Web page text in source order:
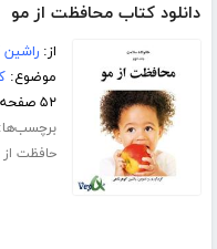
دانلود کتاب محافظت از مو
از:
موضوع:
۵۲ صفحه
برچسب‌ها:
حافظت از